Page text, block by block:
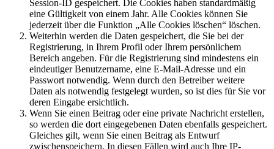
Session-ID gespeichert. Die Cookies haben standardmäßig
eine Gültigkeit von einem Jahr. Alle Cookies können Sie
jederzeit über die Funktion „Alle Cookies löschen“ löschen.
Weiterhin werden die Daten gespeichert, die Sie bei der
Registrierung, in Ihrem Profil oder Ihrem persönlichem
Bereich angeben. Für die Registrierung sind mindestens ein
eindeutiger Benutzername, eine E-Mail-Adresse und ein
Passwort notwendig. Wenn durch den Betreiber weitere
Daten als notwendig festgelegt wurden, so ist dies für Sie vor
deren Eingabe ersichtlich.
Wenn Sie einen Beitrag oder eine private Nachricht erstellen,
so werden die dort eingegebenen Daten ebenfalls gespeichert.
Gleiches gilt, wenn Sie einen Beitrag als Entwurf
zwischenspeichern. In diesen Fällen wird auch Ihre IP-